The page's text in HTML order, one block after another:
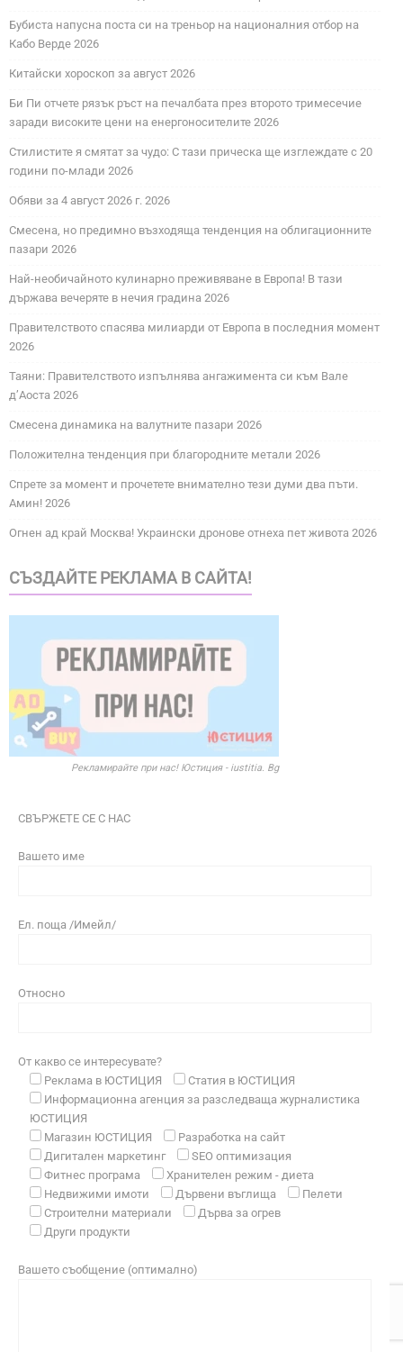
Бубиста напусна поста си на треньор на националния отбор на
Кабо Верде 2026
Китайски хороскоп за август 2026
Би Пи отчете рязък ръст на печалбата през второто тримесечие
заради високите цени на енергоносителите 2026
Стилистите я смятат за чудо: С тази прическа ще изглеждате с 20
години по-млади 2026
Обяви за 4 август 2026 г. 2026
Смесена, но предимно възходяща тенденция на облигационните
пазари 2026
Най-необичайното кулинарно преживяване в Европа! В тази
държава вечеряте в нечия градина 2026
Правителството спасява милиарди от Европа в последния момент
2026
Таяни: Правителството изпълнява ангажимента си към Вале
д’Аоста 2026
Смесена динамика на валутните пазари 2026
Положителна тенденция при благородните метали 2026
Спрете за момент и прочетете внимателно тези думи два пъти.
Амин! 2026
Огнен ад край Москва! Украински дронове отнеха пет живота 2026
СЪЗДАЙТЕ РЕКЛАМА В САЙТА!
Рекламирайте при нас! Юстиция - iustitia. Bg
СВЪРЖЕТЕ СЕ С НАС
Вашето име
Ел. поща /Имейл/
Относно
От какво се интересувате?
Реклама в ЮСТИЦИЯ
Статия в ЮСТИЦИЯ
Информационна агенция за разследваща журналистика
ЮСТИЦИЯ
Магазин ЮСТИЦИЯ
Разработка на сайт
Дигитален маркетинг
SEO оптимизация
Фитнес програма
Хранителен режим - диета
Недвижими имоти
Дървени въглища
Пелети
Строителни материали
Дърва за огрев
Други продукти
Вашето съобщение (оптимално)